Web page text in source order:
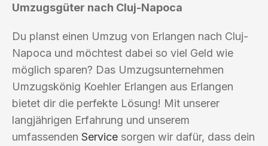
Umzugsgüter nach Cluj-Napoca
Du planst einen Umzug von Erlangen nach Cluj-
Napoca und möchtest dabei so viel Geld wie
möglich sparen? Das Umzugsunternehmen
Umzugskönig Koehler Erlangen aus Erlangen
bietet dir die perfekte Lösung! Mit unserer
langjährigen Erfahrung und unserem
umfassenden Service sorgen wir dafür, dass dein